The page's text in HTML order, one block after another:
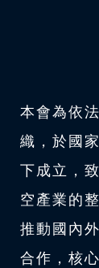
本會為依
織，於國
下成立，
空產業的
推動國內
合作，核